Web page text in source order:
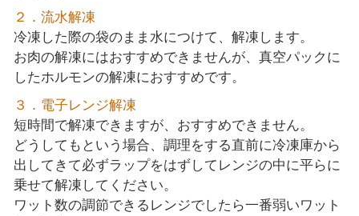
２．流水解凍
冷凍した際の袋のまま水につけて、解凍します。
お肉の解凍にはおすすめできませんが、真空パックに
したホルモンの解凍におすすめです。
３．電子レンジ解凍
短時間で解凍できますが、おすすめできません。
どうしてもという場合、調理をする直前に冷凍庫から
出してきて必ずラップをはずしてレンジの中に平らに
乗せて解凍してください。
ワット数の調節できるレンジでしたら一番弱いワット